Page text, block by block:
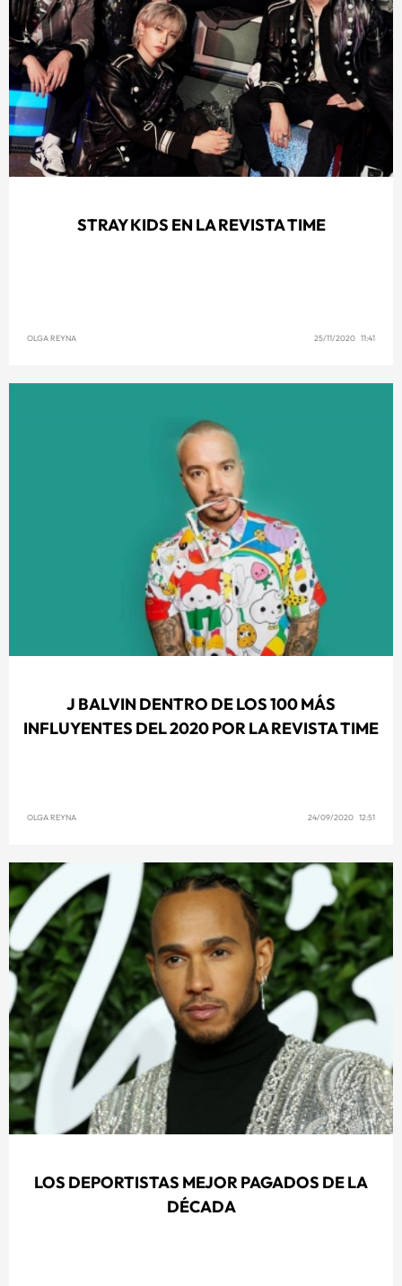
STRAY KIDS EN LA REVISTA TIME
OLGA REYNA 25/11/2020 11:41
J BALVIN DENTRO DE LOS 100 MÁS
INFLUYENTES DEL 2020 POR LA REVISTA TIME
OLGA REYNA 24/09/2020 12:51
LOS DEPORTISTAS MEJOR PAGADOS DE LA
DÉCADA